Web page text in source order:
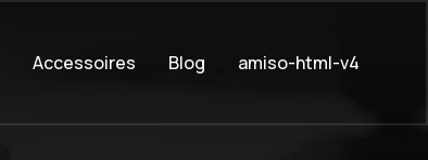
Accessoires Blog amiso-html-v4